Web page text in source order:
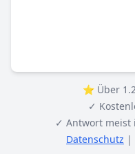
⭐ Über
✓
✓ Antwort meist
Datenschutz |